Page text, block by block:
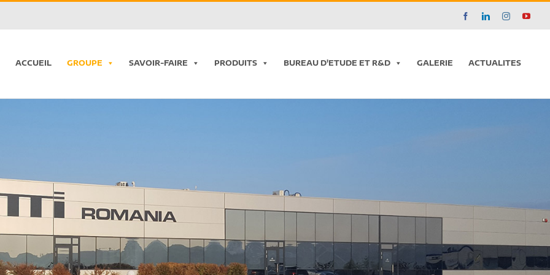
FacebookLinkedInInstagram
ACCUEIL GROUPE SAVOIR-FAIRE PRODUITS BUREAU D'ETUDE ET R&D GALERIE ACTUALITES
Chargement...